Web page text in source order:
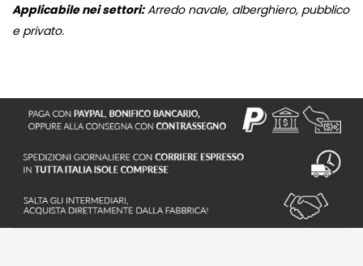
Applicabile nei settori:Arredo navale, alberghiero, pubblico
e privato.